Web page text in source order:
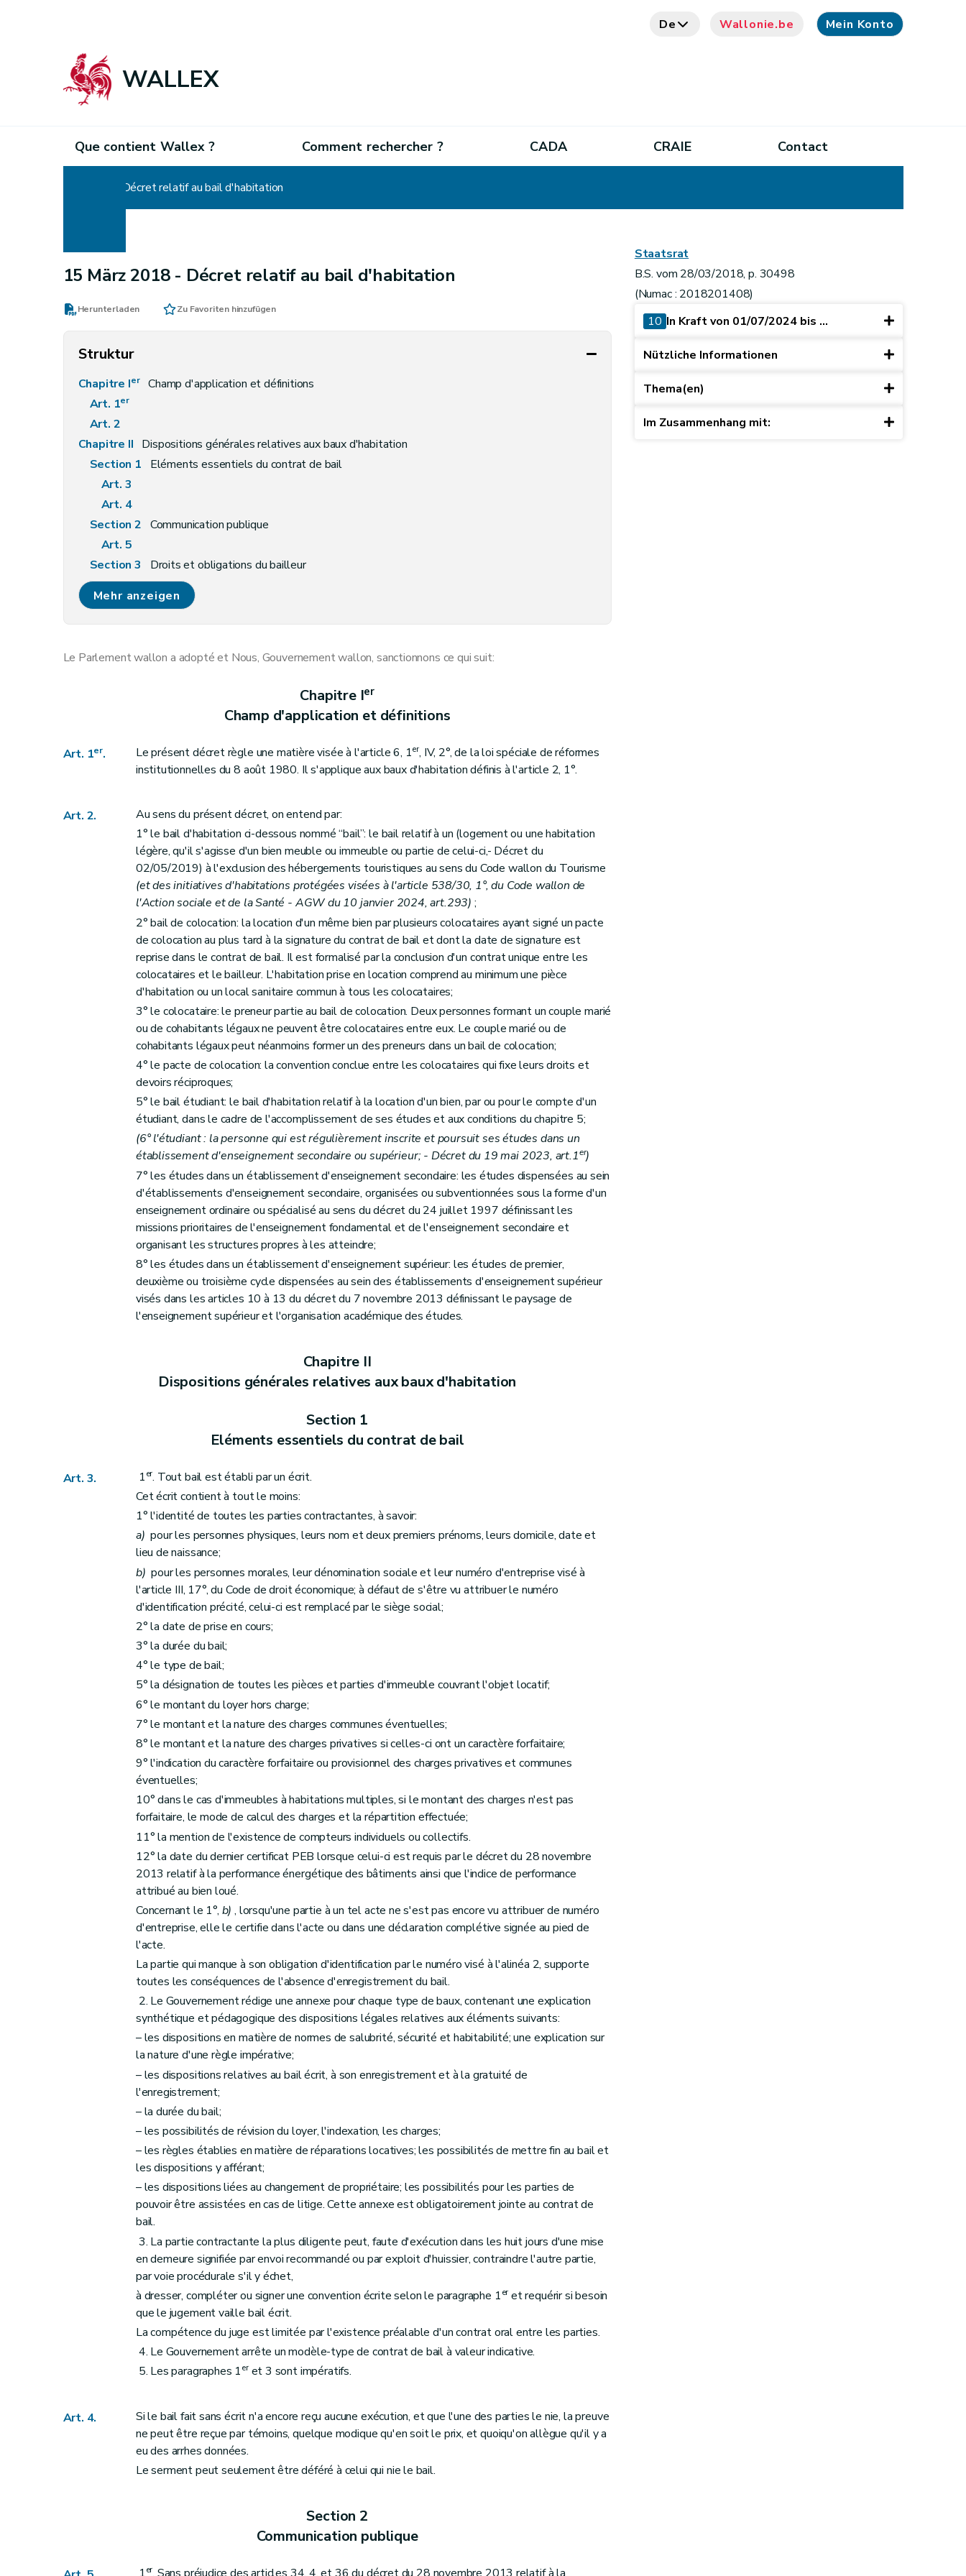
De Wallonie.be Mein Konto
WALLEX
Que contient Wallex ? Comment rechercher ? CADA CRAIE Contact
Décret relatif au bail d'habitation
15 März 2018 - Décret relatif au bail d'habitation
Herunterladen Zu Favoriten hinzufügen
Struktur
Chapitre Ier
Champ d'application et définitions
Art. 1er
Art. 2
Chapitre II Dispositions générales relatives aux baux d'habitation
Section 1
Eléments essentiels du contrat de bail
Art. 3
Art. 4
Section 2 Communication publique
Art. 5
Section 3
Droits et obligations du bailleur
Art. 6
Art. 7
Art. 10
Section 4
Droits et obligations du preneur
Art. 14
Art. 16
Art. 17
Art. 18
Art. 19
Art. 20
Art. 21
Art. 22
Art. 23
Frais et charges imposés aux preneurs
Art. 24
Art. 25
Art. 25/1
Section 6 Indexation
Art. 26
Section 7 État des lieux
Art. 27
Section 8 Modalités d'exécution et de fin de bail
Art. 29
Art. 30
Art. 31
Art. 32
Art. 33
Art. 34
Art. 35
Art. 36
Transmission de l'habitation louée
Art. 43
Art. 44
Art. 45
Section 10 Décès du preneur
Art. 46
Section 11 Sous-location
Art. 47
Art. 48
Section 12 Cession de bail
Art. 49
Section 13 Du bail à rénovation
Art. 50
Section 14 Baux des biens des mineurs
Art. 51
Section 15 « Résolution des conflits » (D. du 02/05/2019, art. 15)
Art. 51/1
Chapitre III Dispositions particulières relatives aux baux relatifs à la résidence principale du preneur
Section 1 Champ d'application
Art. 52
Section 2 Obligation d'enregistrement du contrat de bail
Art. 53
Art. 54
Section 3 Durée du bail
Art. 55
Section 4 Prorogation pour circonstances exceptionnelles
Art. 56
Section 5 Indexation
Art. 57
Section 6 Révision du loyer et des charges
Art. 58
Section 7 Précompte immobilier
Art. 59
Section 8 Sous location
Art. 60
Art. 61
Section 9 Garantie
Section 10
Transmission de l'habitation louée
Art. 63
Section 11 Intervention d'un tiers à la location de l'immeuble
Art. 64
Chapitre IV Dispositions particulières relatives au bail de colocation
Art. 70
Dispositions particulières relatives au bail étudiant
Mehr anzeigen
Le Parlement wallon a adopté et Nous, Gouvernement wallon, sanctionnons ce qui suit:
Chapitre Ier
Champ d'application et définitions
Art. 1er. Le présent décret règle une matière visée à l'article 6, 1er, IV, 2°, de la loi spéciale de réformes
institutionnelles du 8 août 1980. Il s'applique aux baux d'habitation définis à l'article 2, 1°.
Art. 2.
Au sens du présent décret, on entend par:
1° le bail d'habitation ci-dessous nommé “bail”: le bail relatif à un (logement ou une habitation
légère, qu'il s'agisse d'un bien meuble ou immeuble ou partie de celui-ci,- Décret du
02/05/2019) à l'exclusion des hébergements touristiques au sens du Code wallon du Tourisme
(et des initiatives d'habitations protégées visées à l'article 538/30, 1°, du Code wallon de
l'Action sociale et de la Santé - AGW du 10 janvier 2024, art.293) ;
2° bail de colocation: la location d'un même bien par plusieurs colocataires ayant signé un pacte
de colocation au plus tard à la signature du contrat de bail et dont la date de signature est
reprise dans le contrat de bail. Il est formalisé par la conclusion d'un contrat unique entre les
colocataires et le bailleur. L'habitation prise en location comprend au minimum une pièce
d'habitation ou un local sanitaire commun à tous les colocataires;
3° le colocataire: le preneur partie au bail de colocation. Deux personnes formant un couple marié
ou de cohabitants légaux ne peuvent être colocataires entre eux. Le couple marié ou de
cohabitants légaux peut néanmoins former un des preneurs dans un bail de colocation;
4° le pacte de colocation: la convention conclue entre les colocataires qui fixe leurs droits et
devoirs réciproques;
5° le bail étudiant: le bail d'habitation relatif à la location d'un bien, par ou pour le compte d'un
étudiant, dans le cadre de l'accomplissement de ses études et aux conditions du chapitre 5;
(6° l'étudiant : la personne qui est régulièrement inscrite et poursuit ses études dans un
établissement d'enseignement secondaire ou supérieur; - Décret du 19 mai 2023, art.1er)
7° les études dans un établissement d'enseignement secondaire: les études dispensées au sein
d'établissements d'enseignement secondaire, organisées ou subventionnées sous la forme d'un
enseignement ordinaire ou spécialisé au sens du décret du 24 juillet 1997 définissant les
missions prioritaires de l'enseignement fondamental et de l'enseignement secondaire et
organisant les structures propres à les atteindre;
8° les études dans un établissement d'enseignement supérieur: les études de premier,
deuxième ou troisième cycle dispensées au sein des établissements d'enseignement supérieur
visés dans les articles 10 à 13 du décret du 7 novembre 2013 définissant le paysage de
l'enseignement supérieur et l'organisation académique des études.
Chapitre II
Dispositions générales relatives aux baux d'habitation
Section 1
Eléments essentiels du contrat de bail
Art. 3. 1er. Tout bail est établi par un écrit.
Cet écrit contient à tout le moins:
1° l'identité de toutes les parties contractantes, à savoir:
a) pour les personnes physiques, leurs nom et deux premiers prénoms, leurs domicile, date et
lieu de naissance;
b) pour les personnes morales, leur dénomination sociale et leur numéro d'entreprise visé à
l'article III, 17°, du Code de droit économique; à défaut de s'être vu attribuer le numéro
d'identification précité, celui-ci est remplacé par le siège social;
2° la date de prise en cours;
3° la durée du bail;
4° le type de bail;
5° la désignation de toutes les pièces et parties d'immeuble couvrant l'objet locatif;
6° le montant du loyer hors charge;
7° le montant et la nature des charges communes éventuelles;
8° le montant et la nature des charges privatives si celles-ci ont un caractère forfaitaire;
9° l'indication du caractère forfaitaire ou provisionnel des charges privatives et communes
éventuelles;
10° dans le cas d'immeubles à habitations multiples, si le montant des charges n'est pas
forfaitaire, le mode de calcul des charges et la répartition effectuée;
11° la mention de l'existence de compteurs individuels ou collectifs.
12° la date du dernier certificat PEB lorsque celui-ci est requis par le décret du 28 novembre
2013 relatif à la performance énergétique des bâtiments ainsi que l'indice de performance
attribué au bien loué.
Concernant le 1°, b) , lorsqu'une partie à un tel acte ne s'est pas encore vu attribuer de numéro
d'entreprise, elle le certifie dans l'acte ou dans une déclaration complétive signée au pied de
l'acte.
La partie qui manque à son obligation d'identification par le numéro visé à l'alinéa 2, supporte
toutes les conséquences de l'absence d'enregistrement du bail.
2. Le Gouvernement rédige une annexe pour chaque type de baux, contenant une explication
synthétique et pédagogique des dispositions légales relatives aux éléments suivants:
– les dispositions en matière de normes de salubrité, sécurité et habitabilité; une explication sur
la nature d'une règle impérative;
– les dispositions relatives au bail écrit, à son enregistrement et à la gratuité de
l'enregistrement;
– la durée du bail;
– les possibilités de révision du loyer, l'indexation, les charges;
– les règles établies en matière de réparations locatives; les possibilités de mettre fin au bail et
les dispositions y afférant;
– les dispositions liées au changement de propriétaire; les possibilités pour les parties de
pouvoir être assistées en cas de litige. Cette annexe est obligatoirement jointe au contrat de
bail.
3. La partie contractante la plus diligente peut, faute d'exécution dans les huit jours d'une mise
en demeure signifiée par envoi recommandé ou par exploit d'huissier, contraindre l'autre partie,
par voie procédurale s'il y échet,
à dresser, compléter ou signer une convention écrite selon le paragraphe 1eret requérir si besoin
que le jugement vaille bail écrit.
La compétence du juge est limitée par l'existence préalable d'un contrat oral entre les parties.
4. Le Gouvernement arrête un modèle-type de contrat de bail à valeur indicative.
5. Les paragraphes 1eret 3 sont impératifs.
Art. 4.
Si le bail fait sans écrit n'a encore reçu aucune exécution, et que l'une des parties le nie, la preuve
ne peut être reçue par témoins, quelque modique qu'en soit le prix, et quoiqu'on allègue qu'il y a
eu des arrhes données.
Le serment peut seulement être déféré à celui qui nie le bail.
Section 2
Communication publique
er
Staatsrat
B.S. vom 28/03/2018, p. 30498
(Numac : 2018201408)
10 In Kraft von 01/07/2024 bis ...
Nützliche Informationen
Thema(en)
Im Zusammenhang mit: